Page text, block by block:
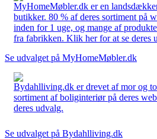
MyHomeMøbler.dk er en
butikker. 80 % af deres sortiment på
inden for 1 uge, og mange af
fra fabrikken. Klik her for at se deres
Se udvalget på MyHomeMøbler.dk
Bydahlliving.dk er drevet af mor og
sortiment af boliginteriør på deres
deres udvalg.
Se udvalget på Bydahlliving.dk